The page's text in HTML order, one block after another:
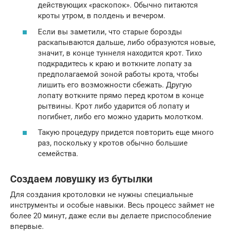
действующих «раскопок». Обычно питаются
кроты утром, в полдень и вечером.
Если вы заметили, что старые борозды
раскапываются дальше, либо образуются новые,
значит, в конце туннеля находится крот. Тихо
подкрадитесь к краю и воткните лопату за
предполагаемой зоной работы крота, чтобы
лишить его возможности сбежать. Другую
лопату воткните прямо перед кротом в конце
рытвины. Крот либо ударится об лопату и
погибнет, либо его можно ударить молотком.
Такую процедуру придется повторить еще много
раз, поскольку у кротов обычно большие
семейства.
Создаем ловушку из бутылки
Для создания кротоловки не нужны специальные
инструменты и особые навыки. Весь процесс займет не
более 20 минут, даже если вы делаете приспособление
впервые.